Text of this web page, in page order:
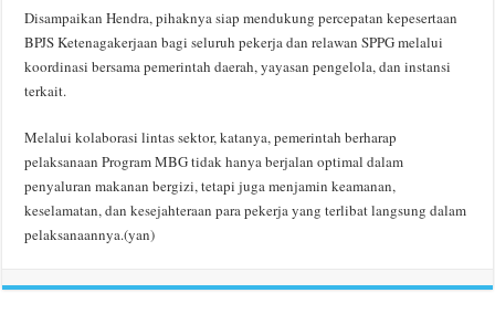
Disampaikan Hendra, pihaknya siap mendukung percepatan kepesertaan
BPJS Ketenagakerjaan bagi seluruh pekerja dan relawan SPPG melalui
koordinasi bersama pemerintah daerah, yayasan pengelola, dan instansi
terkait.
Melalui kolaborasi lintas sektor, katanya, pemerintah berharap
pelaksanaan Program MBG tidak hanya berjalan optimal dalam
penyaluran makanan bergizi, tetapi juga menjamin keamanan,
keselamatan, dan kesejahteraan para pekerja yang terlibat langsung dalam
pelaksanaannya.(yan)